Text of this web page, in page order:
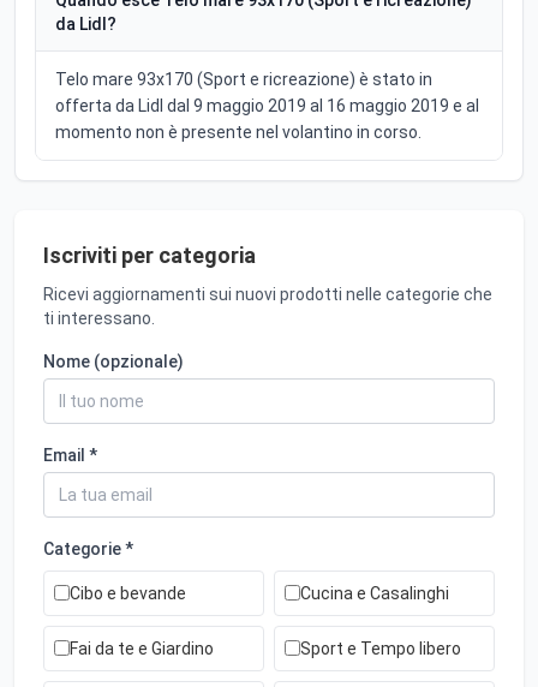
da Lidl?
Telo mare 93x170 (Sport e ricreazione) è stato in
offerta da Lidl dal 9 maggio 2019 al 16 maggio 2019 e al
momento non è presente nel volantino in corso.
Iscriviti per categoria
Ricevi aggiornamenti sui nuovi prodotti nelle categorie che
ti interessano.
Nome (opzionale)
Email *
Categorie *
Cibo e bevande Cucina e Casalinghi
Fai da te e Giardino Sport e Tempo libero